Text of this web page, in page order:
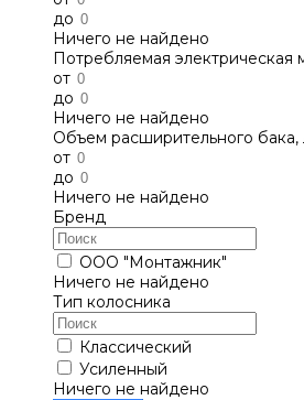
до
Ничего не найдено
Потребляемая электрическая
от
до
Ничего не найдено
Объем расширительного бака,
от
до
Ничего не найдено
Бренд
ООО "Монтажник"
Ничего не найдено
Тип колосника
Классический
Усиленный
Ничего не найдено